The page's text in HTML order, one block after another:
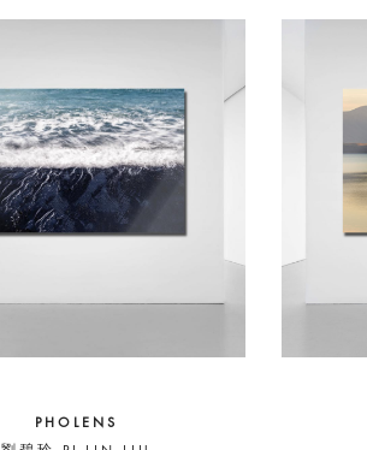
PHOLENS